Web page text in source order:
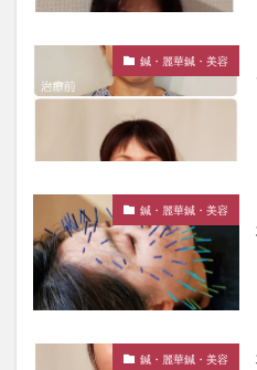
鍼・麗華鍼・美容
鍼・麗華鍼・美容
鍼・麗華鍼・美容